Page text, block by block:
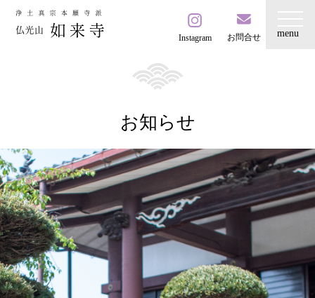
Instagram お問合せ
お知らせ